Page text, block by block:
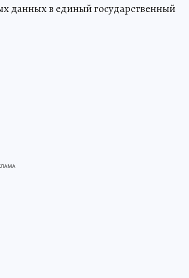
данных в единый государственный